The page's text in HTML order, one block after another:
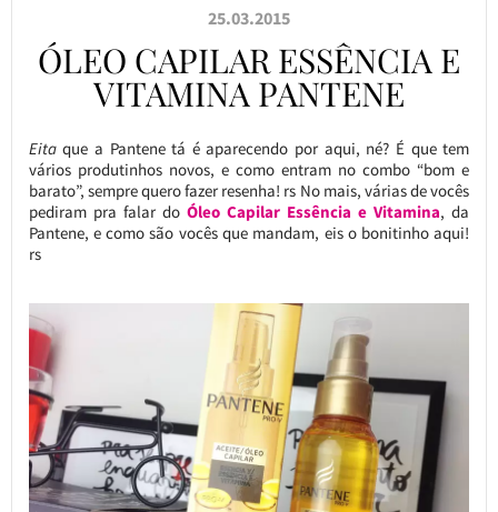
25.03.2015
ÓLEO CAPILAR ESSÊNCIA E
VITAMINA PANTENE
Eitaque a Pantene tá é aparecendo por aqui, né? É que tem
vários produtinhos novos, e como entram no combo “bom e
barato”, sempre quero fazer resenha! rs No mais, várias de vocês
pediram pra falar do Óleo Capilar Essência e Vitamina, da
Pantene, e como são vocês que mandam, eis o bonitinho aqui!
rs